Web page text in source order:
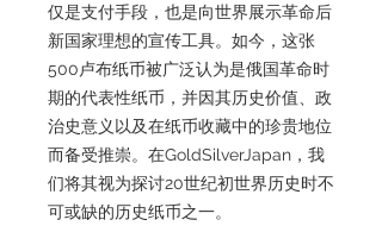
仅是支付手段，也是向世界展示革命后
新国家理想的宣传工具。如今，这张
500卢布纸币被广泛认为是俄国革命时
期的代表性纸币，并因其历史价值、政
治史意义以及在纸币收藏中的珍贵地位
而备受推崇。在GoldSilverJapan，我
们将其视为探讨20世纪初世界历史时不
可或缺的历史纸币之一。